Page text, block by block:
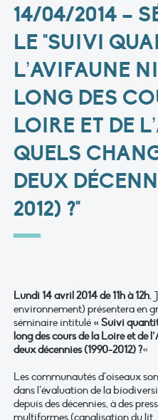
14/04/2014 –
LE "SUIVI
L’AVIFAUNE
LONG DES
LOIRE ET DE
QUELS
DEUX
2012) ?"
Lundi 14 avril 2014 de 11h à 12h,
environnement) présentera en
séminaire intitulé « Suivi
long des cours de la Loire et de
deux décennies (1990-2012) ?«
Les communautés d’oiseaux
dans l’évaluation de la
depuis des décennies, à des
multiformes (canalisation du